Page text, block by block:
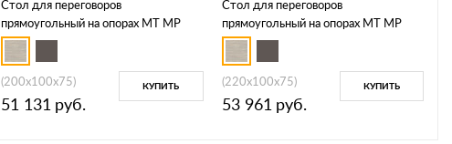
Стол для переговоров
прямоугольный на опорах МТ МР
Б1Б 151
(200x100x75)
51 131 руб.
КУПИТЬ
Стол для переговоров
прямоугольный на опорах МТ МР
Б1Б 152
(220x100x75)
53 961 руб.
КУПИТЬ